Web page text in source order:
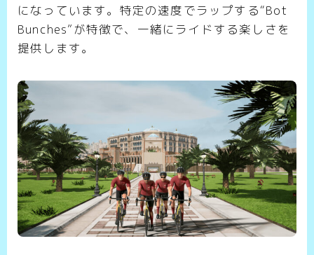
になっています。特定の速度でラップする“Bot
Bunches”が特徴で、一緒にライドする楽しさを
提供します。